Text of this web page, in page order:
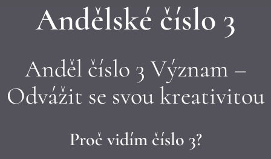
Andělské číslo 3
Anděl číslo 3 Význam –
Odvážit se svou kreativitou
Proč vidím číslo 3?